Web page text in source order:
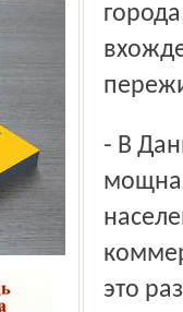
- В Данилове до 1990 года были очень сильный горторг,
это